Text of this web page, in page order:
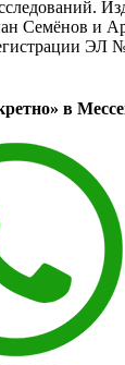
Семёнов и
ЭЛ
в